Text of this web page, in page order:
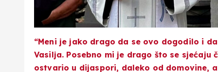
“Meni je jako drago da se ovo dogodilo i
Vasilja. Posebno mi je drago što se
ostvario u dijaspori, daleko od domovine,